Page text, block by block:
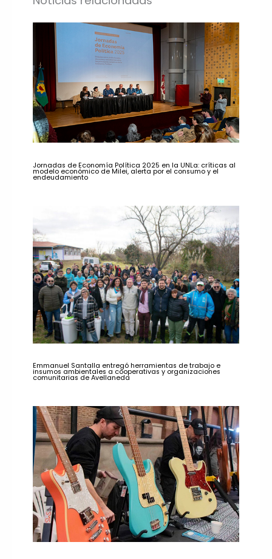
Jornadas de Economía Política 2025 en la UNLa: críticas al
modelo económico de Milei, alerta por el consumo y el
endeudamiento
Emmanuel Santalla entregó herramientas de trabajo e
insumos ambientales a cooperativas y organizaciones
comunitarias de Avellaneda